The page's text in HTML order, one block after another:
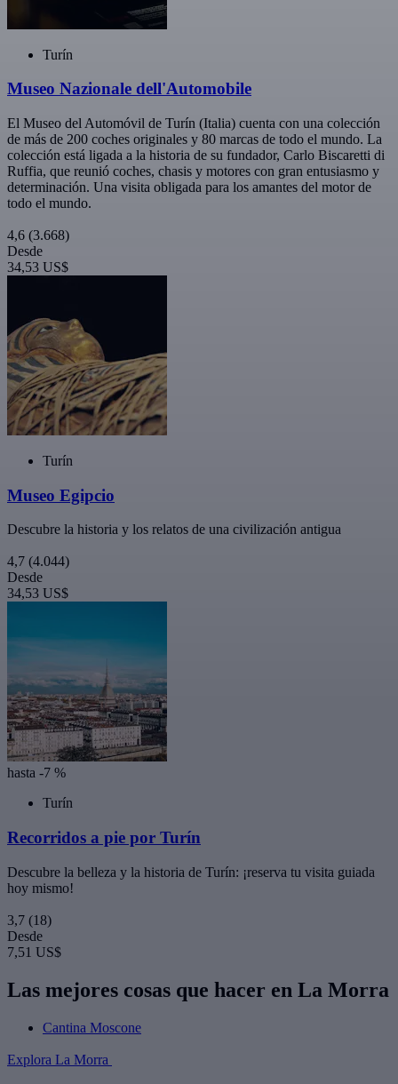
Turín
Museo Nazionale dell'Automobile
El Museo del Automóvil de Turín (Italia) cuenta con una colección
de más de 200 coches originales y 80 marcas de todo el mundo. La
colección está ligada a la historia de su fundador, Carlo Biscaretti di
Ruffia, que reunió coches, chasis y motores con gran entusiasmo y
determinación. Una visita obligada para los amantes del motor de
todo el mundo.
4,6 (3.668)
Desde
34,53 US$
Turín
Museo Egipcio
Descubre la historia y los relatos de una civilización antigua
4,7 (4.044)
Desde
34,53 US$
hasta -7 %
Turín
Recorridos a pie por Turín
Descubre la belleza y la historia de Turín: ¡reserva tu visita guiada
hoy mismo!
3,7 (18)
Desde
7,51 US$
Las mejores cosas que hacer en La Morra
Cantina Moscone
Explora La Morra